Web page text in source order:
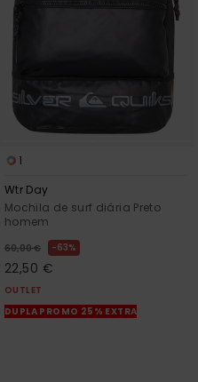
1
Wtr Day
Mochila de surf diária Preto
homem
60,00 € 63%
22,50 €
OUTLET
DUPLA PROMO 25% EXTRA